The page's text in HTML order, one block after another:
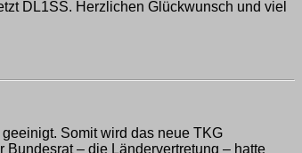
DL1SS. Herzlichen Glückwunsch und viel
Somit wird das neue TKG
– die Ländervertretung – hatte